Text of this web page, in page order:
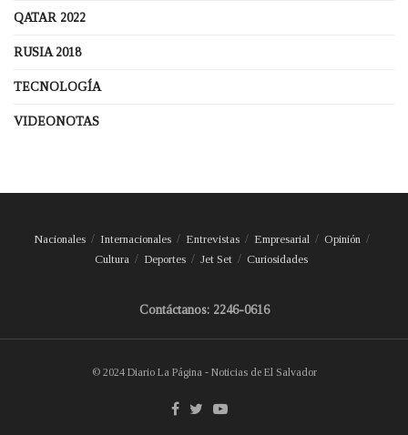
QATAR 2022
RUSIA 2018
TECNOLOGÍA
VIDEONOTAS
Nacionales Internacionales Entrevistas Empresarial
Opinión
Cultura
Deportes Jet Set Curiosidades
Contáctanos: 2246-0616
© 2024 Diario La Página - Noticias de El Salvador